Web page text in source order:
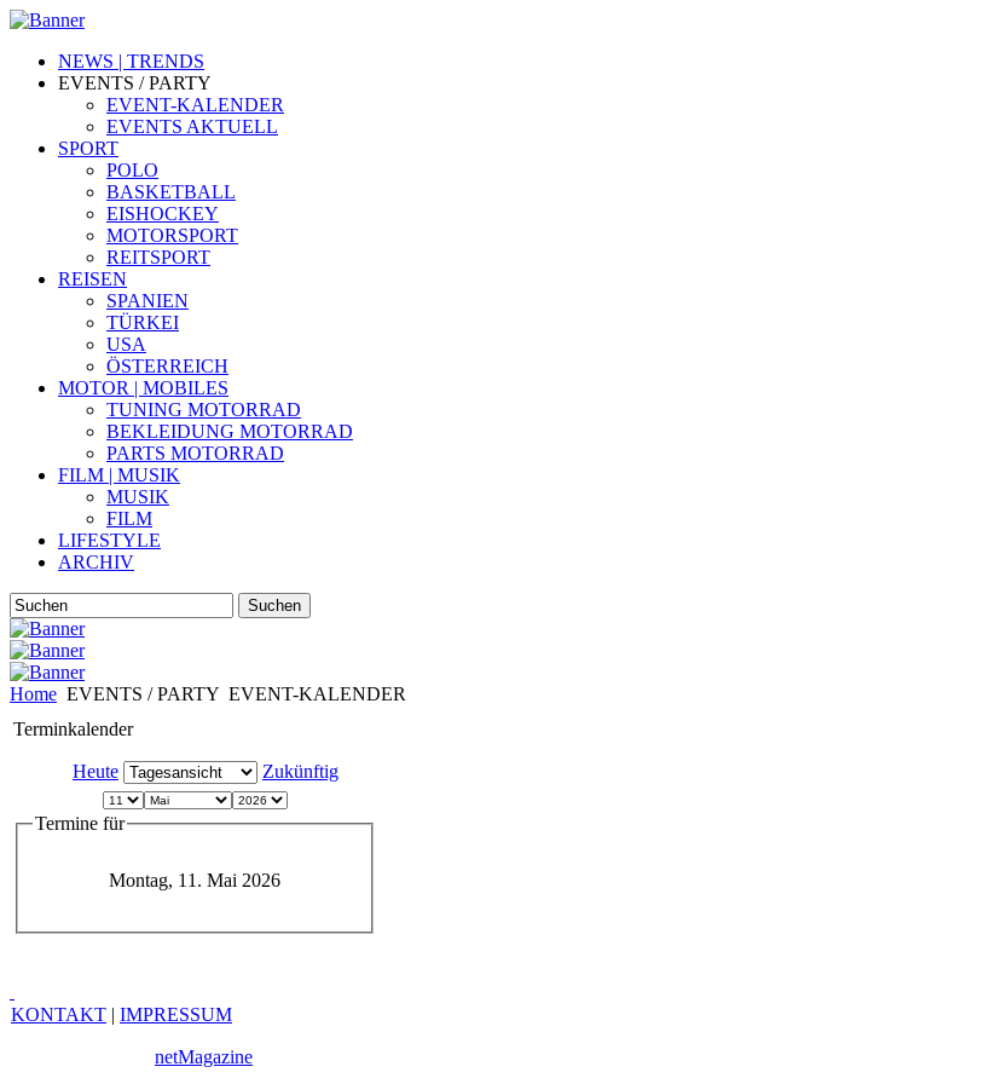
NEWS | TRENDS
EVENTS / PARTY
EVENT-KALENDER
EVENTS AKTUELL
SPORT
POLO
BASKETBALL
EISHOCKEY
MOTORSPORT
REITSPORT
REISEN
SPANIEN
TÜRKEI
USA
ÖSTERREICH
MOTOR | MOBILES
TUNING MOTORRAD
BEKLEIDUNG MOTORRAD
PARTS MOTORRAD
FILM | MUSIK
MUSIK
FILM
LIFESTYLE
ARCHIV
Suchen
Home EVENTS / PARTY EVENT-KALENDER
Terminkalender
Heute Zukünftig
Termine für
Montag, 11. Mai 2026
KONTAKT | IMPRESSUM
netMagazine